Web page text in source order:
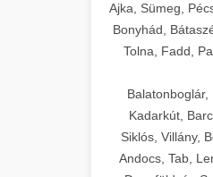
Fejlett AI-
AI
🍞 20.
Masszív
🔪 21.
Ipari
Ajka, Sümeg,
Bonyhád,
Tolna, Fadd,
Balatonboglár,
Kadarkút,
Siklós, Villány,
Andocs, Tab,